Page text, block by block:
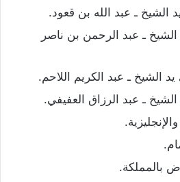
الشيخ ـ عبد الله بن قعود.
ـ عبد الرحمن بن ناصر
الشيخ ـ عبد الكريم اللاحم.
ـ عبد الرزاق العفيفي.
بالمملكة.